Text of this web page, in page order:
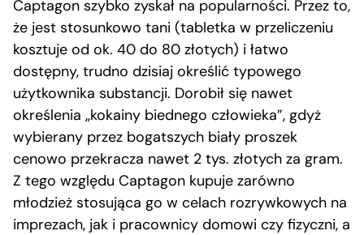
Captagon szybko zyskał na popularności. Przez to,
że jest stosunkowo tani (tabletka w przeliczeniu
kosztuje od ok. 40 do 80 złotych) i łatwo
dostępny, trudno dzisiaj określić typowego
użytkownika substancji. Dorobił się nawet
określenia „kokainy biednego człowieka”, gdyż
wybierany przez bogatszych biały proszek
cenowo przekracza nawet 2 tys. złotych za gram.
Z tego względu Captagon kupuje zarówno
młodzież stosująca go w celach rozrywkowych na
imprezach, jak i pracownicy domowi czy fizyczni, a